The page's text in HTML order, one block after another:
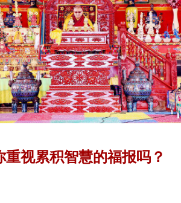
重视累积智慧的福报吗？